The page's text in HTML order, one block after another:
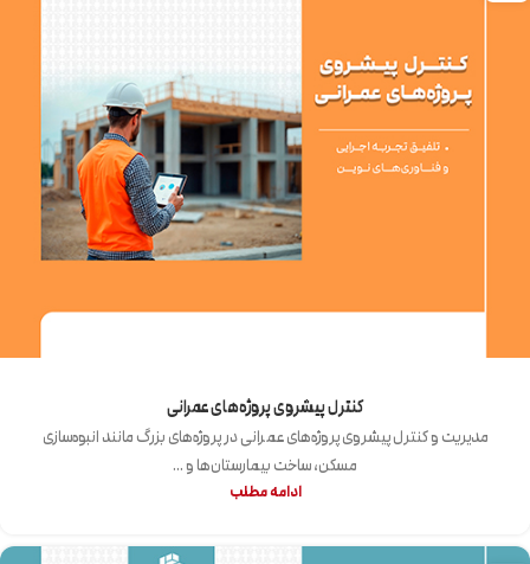
کنترل پیشروی پروژه‌های عمرانی
مدیریت و کنترل پیشروی پروژه‌های عمرانی در پروژه‌های بزرگ مانند انبوه‌سازی
مسکن، ساخت بیمارستان‌ها و ...
ادامه مطلب